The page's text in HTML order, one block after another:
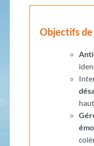
Objectifs